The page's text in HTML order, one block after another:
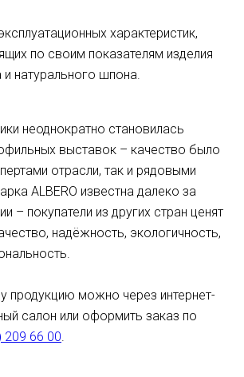
характеристик,
по своим показателям изделия
и натурального шпона.
неоднократно становилась
выставок – качество было
отрасли, так и рядовыми
ALBERO известна далеко за
– покупатели из других стран ценят
надёжность, экологичность,
продукцию можно через интернет-
салон или оформить заказ по
209 66 00.